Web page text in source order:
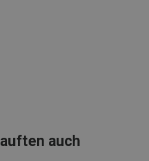
auch